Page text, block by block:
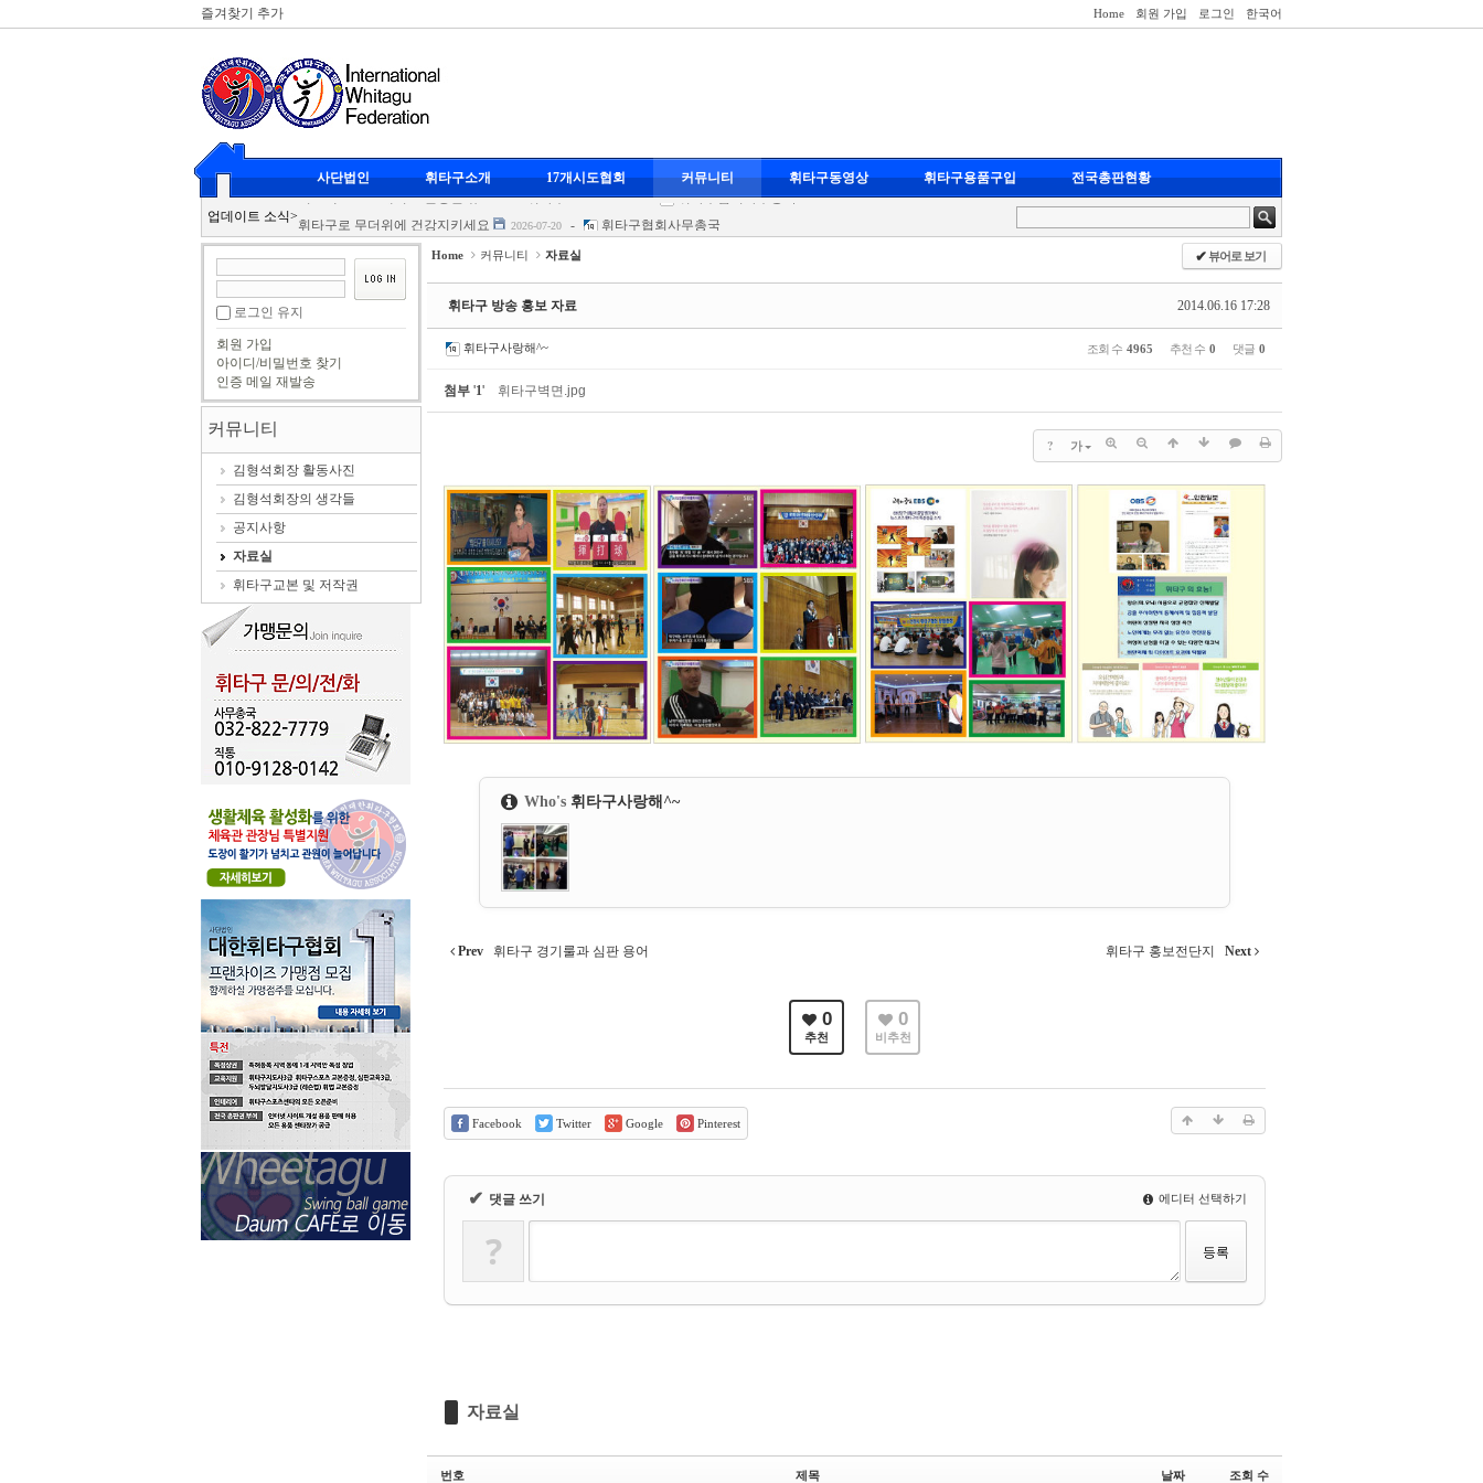
Home 회원 가입 로그인 한국어
즐겨찾기 추가
사단법인 휘타구소개 17개시도협회 커뮤니티 휘타구동영상 휘타구용품구입 전국총판현황
업데이트 소식>
휘타구 클럽대항전 2026-07-20 -
휘타구협회사무총국
리스펙 스포츠에서도 인정한 뉴 스포츠 휘타구
휘타구협회사무총국
휘타구로 무더위에 건강지키세요
휘타구협회사무총국
휘타구 광도클럽 남여복식
KBS 이웃집 프로그램 휘타구 촬영
휘타구 클럽대항전
2026-07-20 -
휘타구협회사무총국
리스펙 스포츠에서도 인정한 뉴 스포츠 휘타구
2026-07-20 -
휘타구협회사무총국
휘타구로 무더위에 건강지키세요
2026-07-20
휘타구 광도클럽 남여복식
-
휘타구협회사무총국
KBS 이웃집 프로그램 휘타구 촬영
2026-07-20 - 휘타구협회사무총국
로그인 유지
회원 가입
아이디/비밀번호 찾기
인증 메일 재발송
커뮤니티
김형석회장 활동사진
김형석회장의 생각들
공지사항
자료실
휘타구교본 및 저작권
Home 커뮤니티 자료실 ✔뷰어로 보기
2014.06.16 17:28
휘타구 방송 홍보 자료
휘타구사랑해^~ 조회 수 4965 추천 수 0 댓글 0
첨부 '1' 휘타구벽면.jpg
? 가
Who's 휘타구사랑해^~
Prev 휘타구 경기룰과 심판 용어 휘타구 홍보전단지 Next
0
추천
0
비추천
Facebook Twitter Google Pinterest
✔ 댓글 쓰기 에디터 선택하기
?
자료실
번호 제목 날짜 조회 수
Sketchbook5, 스케치북5
Sketchbook5, 스케치북5
Sketchbook5, 스케치북5
Sketchbook5, 스케치북5